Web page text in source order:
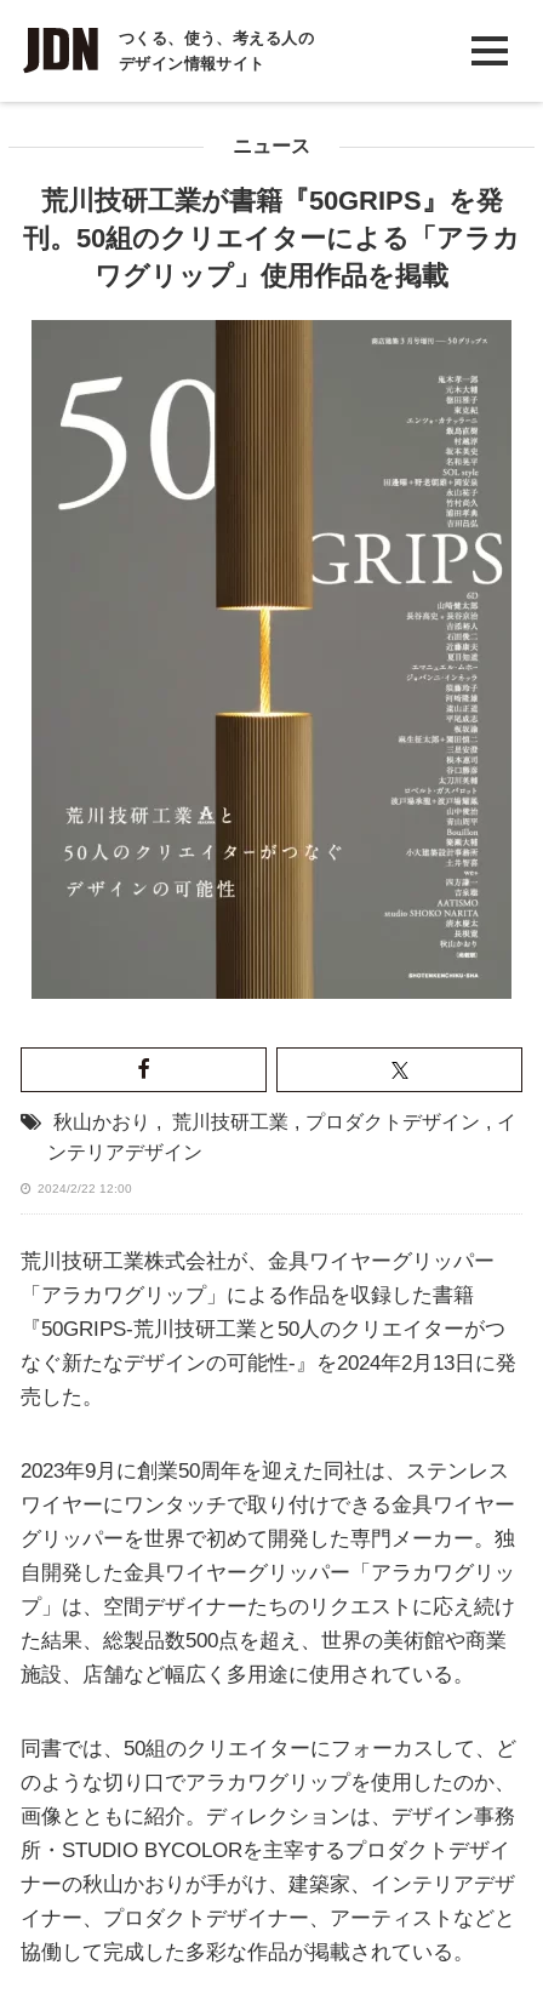
つくる、使う、考える人の
デザイン情報サイト
INTERVIEW
インタビュー
COLUMN
コラム
ニュース
荒川技研工業が書籍『50GRIPS』を発
刊。50組のクリエイターによる「アラカ
ワグリップ」使用作品を掲載
秋山かおり , 荒川技研工業 , プロダクトデザイン , イ
ンテリアデザイン
2024/2/22 12:00
荒川技研工業株式会社が、金具ワイヤーグリッパー
「アラカワグリップ」による作品を収録した書籍
『50GRIPS-荒川技研工業と50人のクリエイターがつ
なぐ新たなデザインの可能性-』を2024年2月13日に発
売した。
2023年9月に創業50周年を迎えた同社は、ステンレス
ワイヤーにワンタッチで取り付けできる金具ワイヤー
グリッパーを世界で初めて開発した専門メーカー。独
自開発した金具ワイヤーグリッパー「アラカワグリッ
プ」は、空間デザイナーたちのリクエストに応え続け
た結果、総製品数500点を超え、世界の美術館や商業
施設、店舗など幅広く多用途に使用されている。
同書では、50組のクリエイターにフォーカスして、ど
のような切り口でアラカワグリップを使用したのか、
画像とともに紹介。ディレクションは、デザイン事務
所・STUDIO BYCOLORを主宰するプロダクトデザイ
ナーの秋山かおりが手がけ、建築家、インテリアデザ
イナー、プロダクトデザイナー、アーティストなどと
協働して完成した多彩な作品が掲載されている。